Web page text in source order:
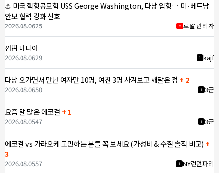
⚓ 미국 핵항공모함 USS George Washington, 다낭 입항… 미·베트남
안보 협력 강화 신호
M 로얄 관리자
2026.08.0625
껌땀 마니아
1 kajf
2026.08.0629
다낭 오가면서 만난 여자만 10명, 여친 3명 사겨보고 깨달은 점 + 2
1 3군
2026.08.0650
요즘 말 많은 에코걸 + 1
1 3군
2026.08.0547
에코걸 vs 가라오케 고민하는 분들 꼭 보세요 (가성비 & 수질 솔직 비교) +
3
1 NY런던파리
2026.08.0557